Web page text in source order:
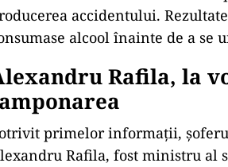
accidentului.
alcool înainte de a se
Rafila, la
primelor informații,
Rafila, fost ministru al